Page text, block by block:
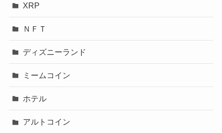
XRP
ＮＦＴ
ディズニーランド
ミームコイン
ホテル
アルトコイン